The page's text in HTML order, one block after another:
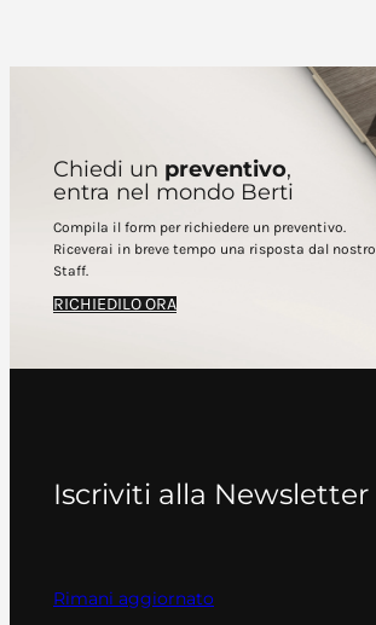
Chiedi un preventivo,
entra nel mondo Berti
Compila il form per richiedere un preventivo.
Riceverai in breve tempo una risposta dal nostro
Staff.
RICHIEDILO ORA
Iscriviti alla Newsletter
Rimani aggiornato